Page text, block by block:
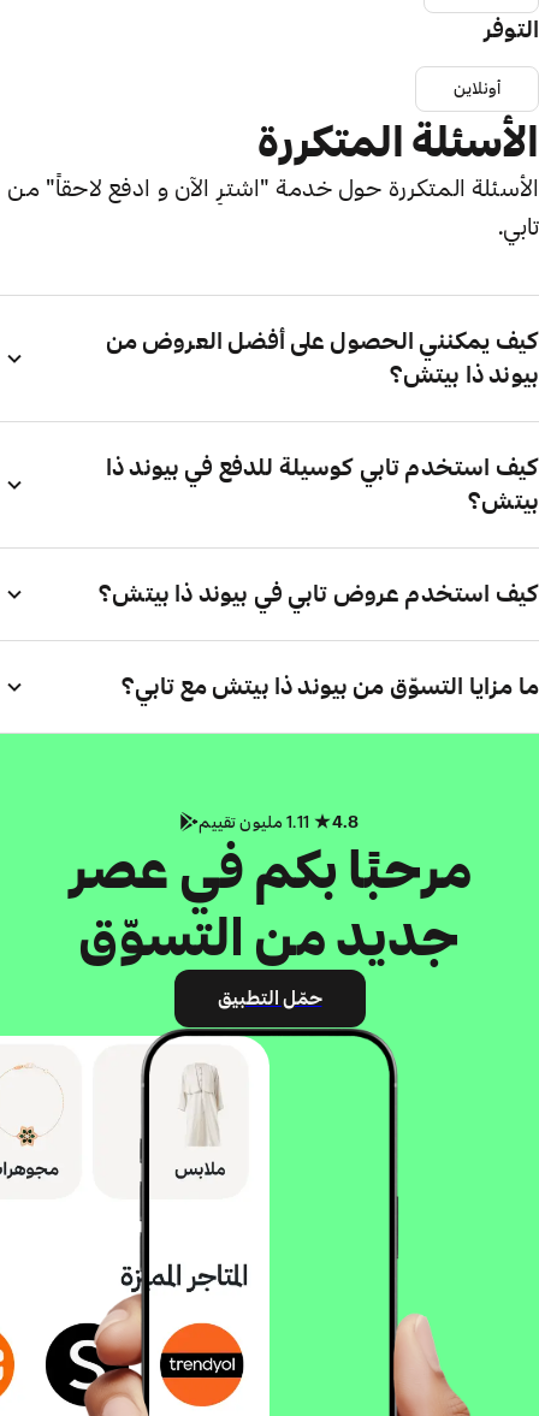
التوفر
أونلاين
الأسئلة المتكررة
الأسئلة المتكررة حول خدمة "اشترِ الآن و ادفع لاحقاً" من
تابي.
كيف يمكنني الحصول على أفضل العروض من
بيوند ذا بيتش؟
كيف استخدم تابي كوسيلة للدفع في بيوند ذا
بيتش؟
كيف استخدم عروض تابي في بيوند ذا بيتش؟
ما مزايا التسوّق من بيوند ذا بيتش مع تابي؟
4.8
مرحبًا بكم في عصر
جديد من التسوّق
حمّل التطبيق